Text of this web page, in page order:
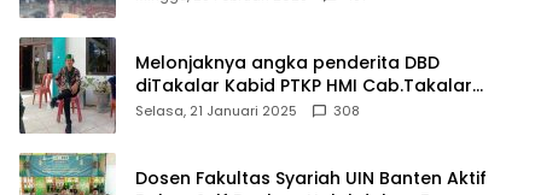
Melonjaknya angka penderita DBD
diTakalar Kabid PTKP HMI Cab.Takalar
angkat bicara
Selasa, 21 Januari 2025 308
Dosen Fakultas Syariah UIN Banten Aktif